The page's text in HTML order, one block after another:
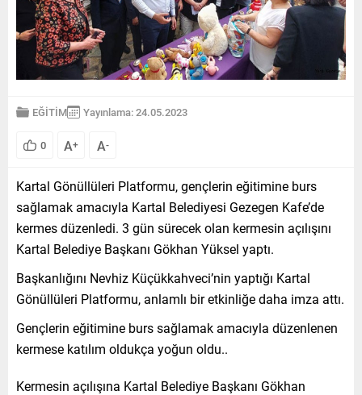
EĞİTİM Yayınlama: 24.05.2023
0 A+ A-
Kartal Gönüllüleri Platformu, gençlerin eğitimine burs
sağlamak amacıyla Kartal Belediyesi Gezegen Kafe’de
kermes düzenledi. 3 gün sürecek olan kermesin açılışını
Kartal Belediye Başkanı Gökhan Yüksel yaptı.
Başkanlığını Nevhiz Küçükkahveci’nin yaptığı Kartal
Gönüllüleri Platformu, anlamlı bir etkinliğe daha imza attı.
Gençlerin eğitimine burs sağlamak amacıyla düzenlenen
kermese katılım oldukça yoğun oldu..
Kermesin açılışına Kartal Belediye Başkanı Gökhan